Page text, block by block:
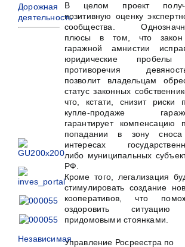
В целом проект
позитивную оценку
сообщества.
плюсы в том, что
гаражной амнистии
юридические
противоречия
позволит владельцам
статус законных
что, кстати, снизит риски
купле-продаже
гарантирует компенсацию
попадании в зону
интересах
либо муниципальных
РФ.
Кроме того, легализация
стимулировать создание
кооперативов, что
оздоровить
придомовыми стоянками.
Управление Росреестра по
Дорожная
деятельность
Независимая